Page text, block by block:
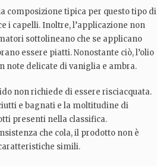
composizione tipica per questo tipo di
i capelli. Inoltre, l’applicazione non
sottolineano che se applicano
essere piatti. Nonostante ciò, l’olio
note delicate di vaniglia e ambra.
non richiede di essere risciacquata.
e bagnati e la moltitudine di
presenti nella classifica.
che cola, il prodotto non è
simili.